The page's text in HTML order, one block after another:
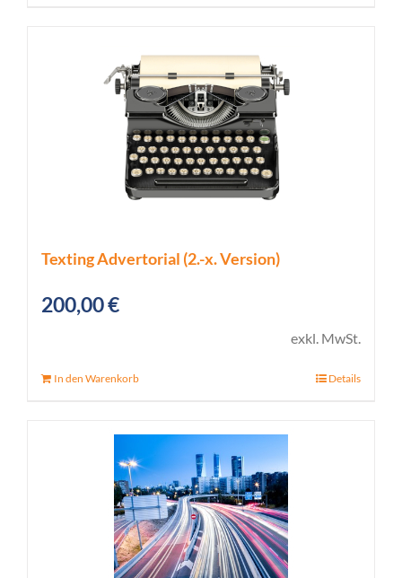
Texting Advertorial (2.-x. Version)
200,00€
exkl. MwSt.
In den Warenkorb Details